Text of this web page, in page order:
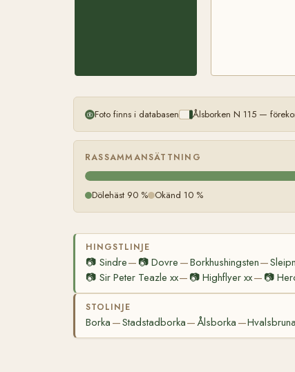
Foto finns i databasen Ålsborken N 115 —
RASSAMMANSÄTTNING
Dölehäst 90 % Okänd 10 %
HINGSTLINJE
📷 Sindre— 📷Dovre —Borkhushingsten—
📷 Sir Peter Teazle xx— 📷Highflyer xx— 📷
STOLINJE
Borka —Stadstadborka—Ålsborka —Hvalsbruna